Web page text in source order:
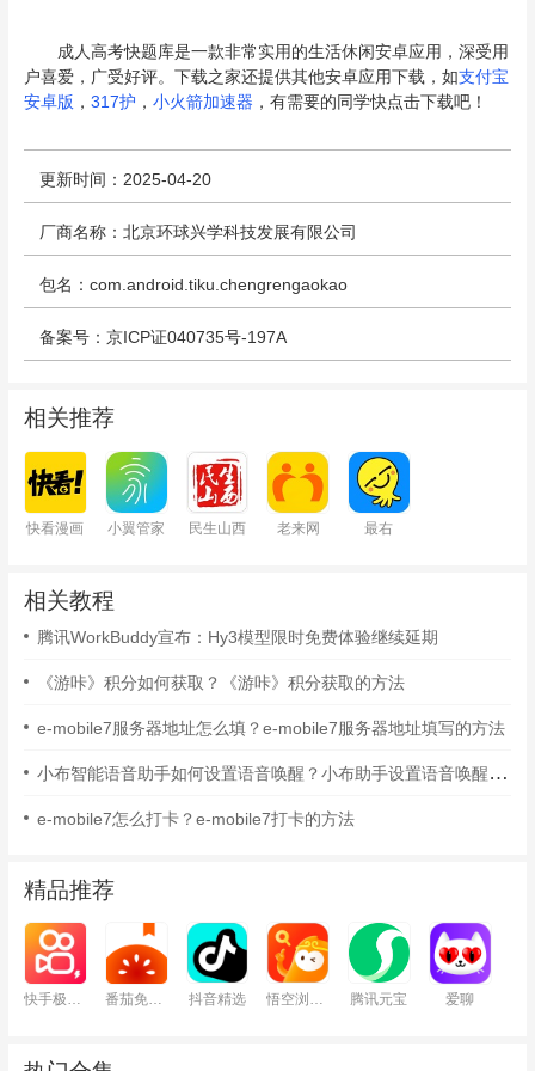
成人高考快题库是一款非常实用的生活休闲安卓应用，深受用
户喜爱，广受好评。下载之家还提供其他安卓应用下载，如支付宝
安卓版 ， 317护 ， 小火箭加速器 ，有需要的同学快点击下载吧！
更新时间：2025-04-20
厂商名称：北京环球兴学科技发展有限公司
包名：com.android.tiku.chengrengaokao
备案号：京ICP证040735号-197A
相关推荐
快看漫画 小翼管家 民生山西 老来网 最右
相关教程
腾讯WorkBuddy宣布：Hy3模型限时免费体验继续延期
《游咔》积分如何获取？《游咔》积分获取的方法
e-mobile7服务器地址怎么填？e-mobile7服务器地址填写的方法
小布智能语音助手如何设置语音唤醒？小布助手设置语音唤醒的方法
e-mobile7怎么打卡？e-mobile7打卡的方法
精品推荐
快手极速版 番茄免费小说 抖音精选 悟空浏览器 腾讯元宝 爱聊